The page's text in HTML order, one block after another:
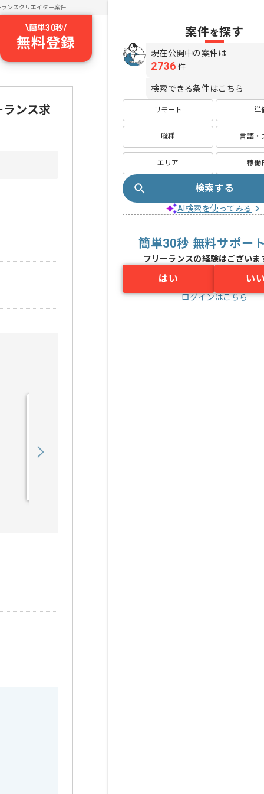
ランスクリエイター案件
\簡単30秒/
無料登録
ランス求
案件を探す
現在公開中の案件は
2736 件
検索できる条件はこちら
リモート 単
職種 言語・
エリア 稼働
検索する
AI検索を使ってみる
簡単30秒 無料サポー
フリーランスの経験はございま
はい い
ログインはこちら